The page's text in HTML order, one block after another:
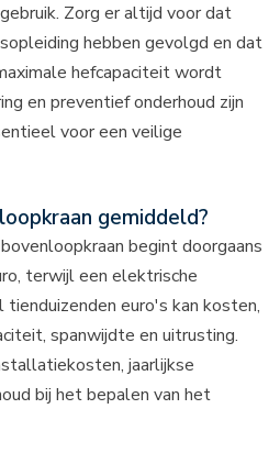
Zorg er altijd voor dat
hebben gevolgd en dat
hefcapaciteit wordt
en preventief onderhoud zijn
voor een veilige
gemiddeld?
begint doorgaans
terwijl een elektrische
euro's kan kosten,
spanwijdte en uitrusting.
jaarlijkse
bij het bepalen van het